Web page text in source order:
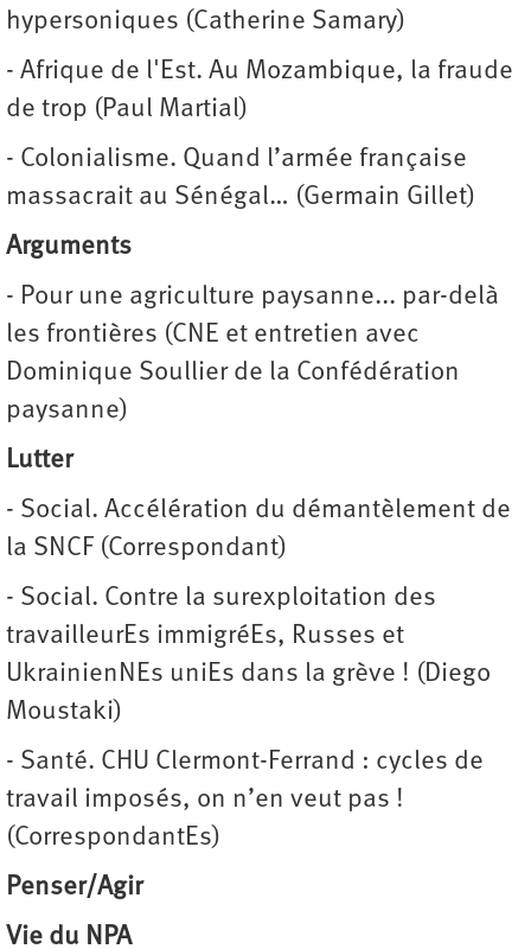
hypersoniques (Catherine Samary)
- Afrique de l'Est. Au Mozambique, la fraude
de trop (Paul Martial)
- Colonialisme. Quand l’armée française
massacrait au Sénégal… (Germain Gillet)
Arguments
- Pour une agriculture paysanne... par-delà
les frontières (CNE et entretien avec
Dominique Soullier de la Confédération
paysanne)
Lutter
- Social. Accélération du démantèlement de
la SNCF (Correspondant)
- Social. Contre la surexploitation des
travailleurEs immigréEs, Russes et
UkrainienNEs uniEs dans la grève ! (Diego
Moustaki)
- Santé. CHU Clermont-Ferrand : cycles de
travail imposés, on n’en veut pas !
(CorrespondantEs)
Penser/Agir
Vie du NPA